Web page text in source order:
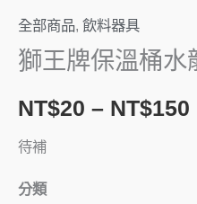
全部商品, 飲料器具
獅王牌保溫桶水
NT$20 – NT$150
待補
分類